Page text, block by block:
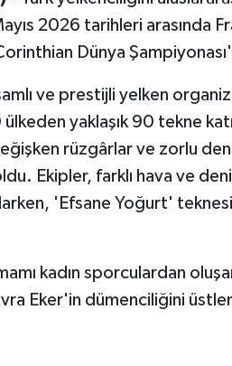
2026 tarihleri arasında
Dünya
ve prestijli yelken
yaklaşık 90 tekne
rüzgârlar ve zorlu
Ekipler, farklı hava ve
'Efsane Yoğurt'
kadın sporculardan
Eker'in dümenciliğini